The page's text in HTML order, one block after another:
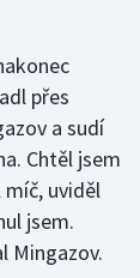
přes
a sudí
Chtěl jsem
uviděl
jsem.
Mingazov.